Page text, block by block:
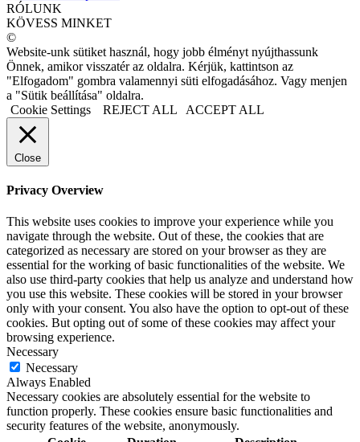
RÓLUNK
KÖVESS MINKET
©
Website-unk sütiket használ, hogy jobb élményt nyújthassunk
Önnek, amikor visszatér az oldalra. Kérjük, kattintson az
"Elfogadom" gombra valamennyi süti elfogadásához. Vagy menjen
a "Sütik beállítása" oldalra.
Cookie Settings
REJECT ALL ACCEPT ALL
Close
Privacy Overview
This website uses cookies to improve your experience while you
navigate through the website. Out of these, the cookies that are
categorized as necessary are stored on your browser as they are
essential for the working of basic functionalities of the website. We
also use third-party cookies that help us analyze and understand how
you use this website. These cookies will be stored in your browser
only with your consent. You also have the option to opt-out of these
cookies. But opting out of some of these cookies may affect your
browsing experience.
Necessary
Necessary
Always Enabled
Necessary cookies are absolutely essential for the website to
function properly. These cookies ensure basic functionalities and
security features of the website, anonymously.